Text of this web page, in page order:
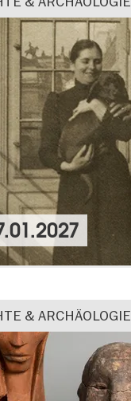
& ARCHÄOLOGIE